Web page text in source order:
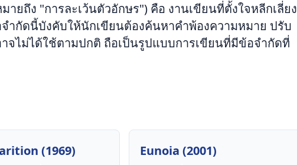
ายถึง "การละเว้นตัวอักษร") คือ งานเขียนที่ตั้งใจหลีกเลี่ยง
กัดนี้บังคับให้นักเขียนต้องค้นหาคำพ้องความหมาย ปรับ
จไม่ได้ใช้ตามปกติ ถือเป็นรูปแบบการเขียนที่มีข้อจำกัดที่
(1969)
Eunoia (2001)